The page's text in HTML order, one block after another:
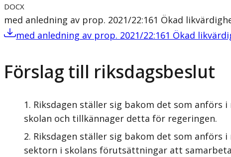
DOCX
med anledning av prop. 2021/22:161 Ökad
med anledning av prop. 2021/22:161 Ökad
Förslag till riksdagsbeslut
Riksdagen ställer sig bakom det som
skolan och tillkännager detta för regeringen.
Riksdagen ställer sig bakom det som
sektorn i skolans förutsättningar att